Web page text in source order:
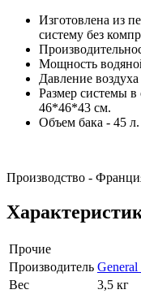
Изготовлена из
систему без
Мощность
Давление
Размер системы
46*46*43 см.
Объем бака - 45 л.
Производство -
Прочие
Производитель
Вес
3,5 кг